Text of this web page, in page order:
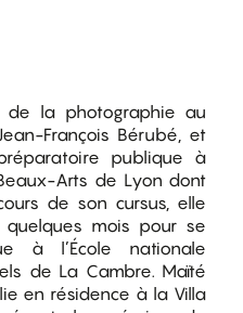
de la photographie au
François Bérubé, et
publique à
Arts de Lyon dont
de son cursus, elle
mois pour se
à l’École nationale
de La Cambre. Maïté
en résidence à la Villa